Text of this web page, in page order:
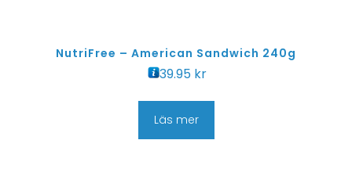
NutriFree – American Sandwich 240g
39.95 kr
Läs mer